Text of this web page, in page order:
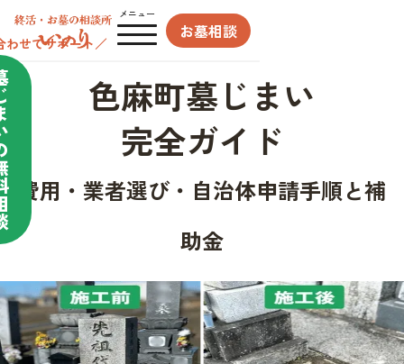
メニュー
お墓相談
わせてサポート／
色麻町墓じまい
完全ガイド
費用・業者選び・自治体申請手順と補
助金